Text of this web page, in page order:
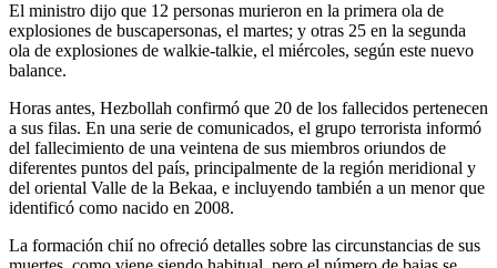
El ministro dijo que 12 personas murieron en la primera ola de
explosiones de buscapersonas, el martes; y otras 25 en la segunda
ola de explosiones de walkie-talkie, el miércoles, según este nuevo
balance.
Horas antes, Hezbollah confirmó que 20 de los fallecidos pertenecen
a sus filas. En una serie de comunicados, el grupo terrorista informó
del fallecimiento de una veintena de sus miembros oriundos de
diferentes puntos del país, principalmente de la región meridional y
del oriental Valle de la Bekaa, e incluyendo también a un menor que
identificó como nacido en 2008.
La formación chií no ofreció detalles sobre las circunstancias de sus